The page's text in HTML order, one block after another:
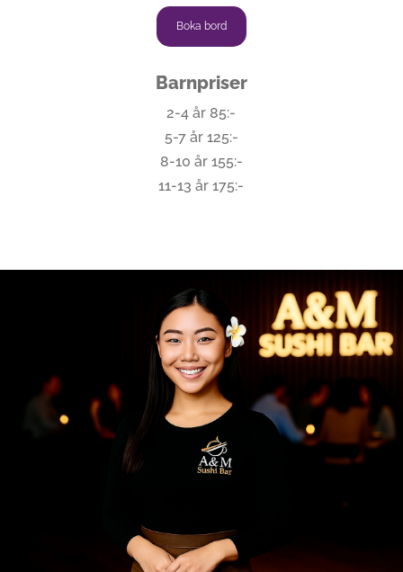
Boka bord
Barnpriser
2-4 år 85:-
5-7 år 125:-
8-10 år 155:-
11-13 år 175:-